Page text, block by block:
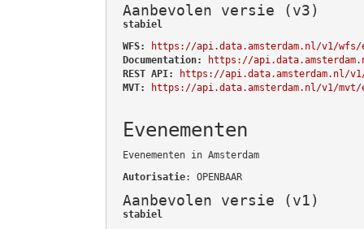
Aanbevolen versie (v3)
stabiel
WFS:
https://api.data.amsterdam.nl/v1/wfs/
Documentation:
https://
REST API:
https://api.data.amsterdam.nl/
MVT:
https://api.data.amsterdam.nl/v1/mvt/
Evenementen
Evenementen in Amsterdam
Autorisatie: OPENBAAR
Aanbevolen versie (v1)
stabiel